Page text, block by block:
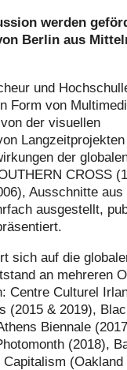
werden
Berlin aus
und
Form von
der visuellen
Langzeitprojekten
der
CROSS
Ausschnitte aus
ausgestellt,
sich auf die
an mehreren
Centre Culturel
(2015 & 2019),
Biennale
(2018),
(Oakland